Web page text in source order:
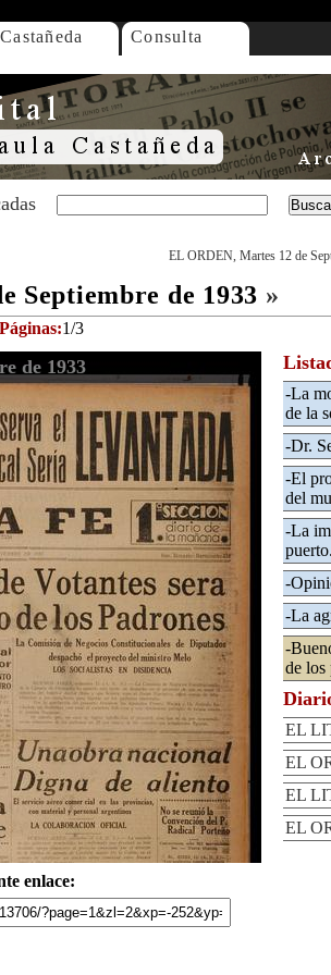
Castañeda Consulta
EL ORDEN, Martes 12 de
Septiembre de 1933 »
1/3
de 1933
enlace:
-La
de la
-Dr.
-El
del
-La
puerto.
-
-La
-
de los
EL
EL
EL
EL